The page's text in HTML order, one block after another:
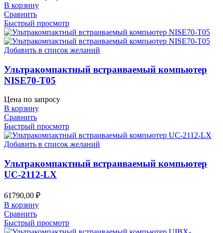
В корзину
Сравнить
Быстрый просмотр
Добавить в список желаний
Ультракомпактный встраиваемый компьютер
NISE70-T05
Цена по запросу
В корзину
Сравнить
Быстрый просмотр
Добавить в список желаний
Ультракомпактный встраиваемый компьютер
UC-2112-LX
61790,00 ₽
В корзину
Сравнить
Быстрый просмотр